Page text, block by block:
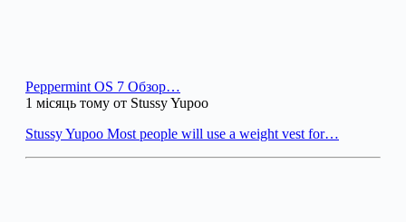
Peppermint OS 7 Обзор…
1 місяць тому от Stussy Yupoo
Stussy Yupoo Most people will use a weight vest for…